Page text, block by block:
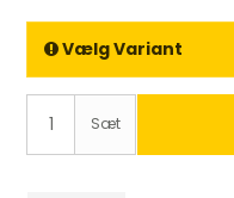
Vælg Variant
Sæt